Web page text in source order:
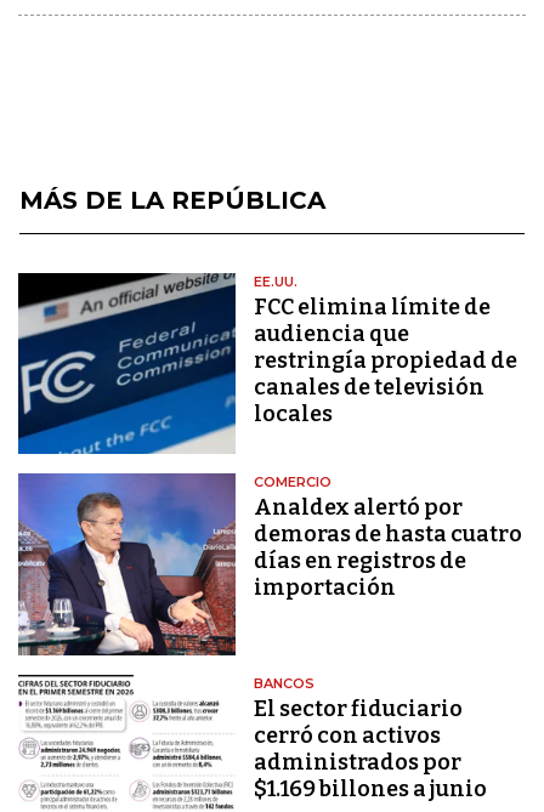
MÁS DE LA REPÚBLICA
EE.UU.
FCC elimina límite de
audiencia que
restringía propiedad de
canales de televisión
locales
COMERCIO
Analdex alertó por
demoras de hasta cuatro
días en registros de
importación
BANCOS
El sector fiduciario
cerró con activos
administrados por
$1.169 billones a junio